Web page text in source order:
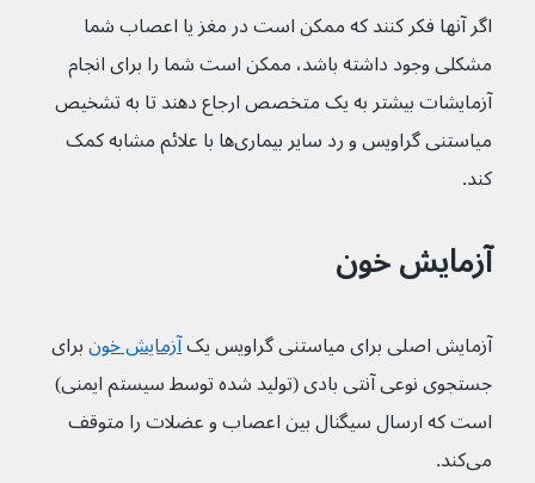
اگر آنها فکر کنند که ممکن است در مغز یا اعصاب شما
مشکلی وجود داشته باشد، ممکن است شما را برای انجام
آزمایشات بیشتر به یک متخصص ارجاع دهند تا به تشخیص
میاستنی گراویس و رد سایر بیماری‌ها با علائم مشابه کمک
کند.
آزمایش خون
آزمایش اصلی برای میاستنی گراویس یک آزمایش خونبرای
جستجوی نوعی آنتی بادی (تولید شده توسط سیستم ایمنی)
است که ارسال سیگنال بین اعصاب و عضلات را متوقف
می‌کند.